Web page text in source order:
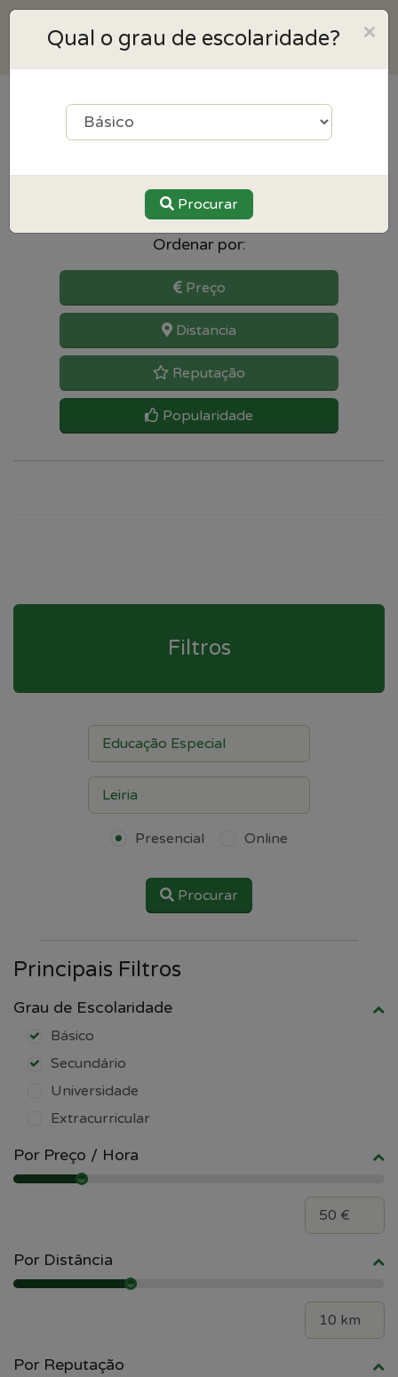
resultados para Educação
Ordenar por:
Preço
Distancia
Reputação
Popularidade
Filtros
Presencial Online
Procurar
Principais Filtros
Grau de Escolaridade
Básico
Secundário
Universidade
Extracurricular
Por Preço / Hora
Por Distância
Por Reputação
×
Qual o grau de escolaridade?
Procurar